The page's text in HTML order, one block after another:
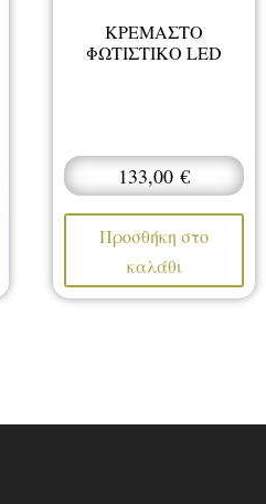
ΚΡΕΜΑΣΤΟ
ΦΩΤΙΣΤΙΚΟ LED
133,00€
Προσθήκη στο
καλάθι